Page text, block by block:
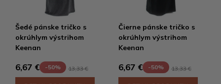
Šedé pánske tričko s
okrúhlym výstrihom
Keenan
6,67 € -50% 13,33 €
Čierne pánske tričko s
okrúhlym výstrihom
Keenan
6,67 € -50% 13,33 €